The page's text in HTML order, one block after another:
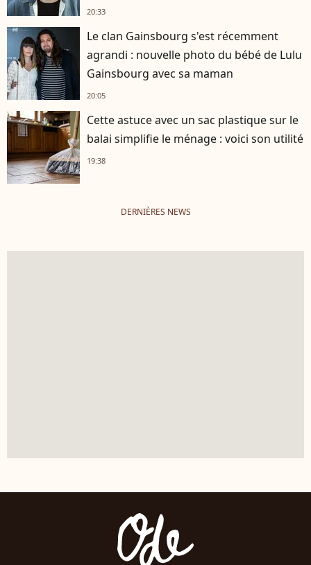
20:33
Le clan Gainsbourg s'est récemment
agrandi : nouvelle photo du bébé de Lulu
Gainsbourg avec sa maman
20:05
Cette astuce avec un sac plastique sur le
balai simplifie le ménage : voici son utilité
19:38
DERNIÈRES NEWS